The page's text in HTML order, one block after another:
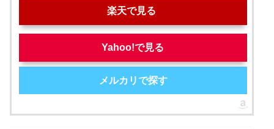
楽天で見る
Yahoo!で見る
メルカリで探す